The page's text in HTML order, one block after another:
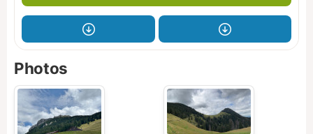
Photos